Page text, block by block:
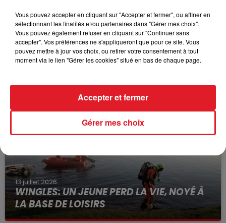
15 juillet 2026
BÉTHUNE: ENQUÊTE POUR HOMICIDE
à des prostituées
13 juillet 2026
WINGLES: UN JEUNE PERD LA VIE, NOYÉ À
LA BASE DE LOISIRS
La victime a coulé à pic
Vous pouvez accepter en cliquant sur "Accepter et fermer", ou affiner en
sélectionnant les finalités et/ou partenaires dans "Gérer mes choix".
Vous pouvez également refuser en cliquant sur "Continuer sans
accepter". Vos préférences ne s'appliqueront que pour ce site. Vous
pouvez mettre à jour vos choix, ou retirer votre consentement à tout
moment via le lien "Gérer les cookies" situé en bas de chaque page.
Gérer mes choix
Accepter et fermer